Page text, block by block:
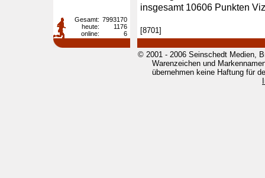
insgesamt 10606 Punkten
[8701]
Gesamt: 7993170
heute:
1176
online:
6
© 2001 - 2006 Seinschedt Medien,
Warenzeichen und
übernehmen keine Haftung für